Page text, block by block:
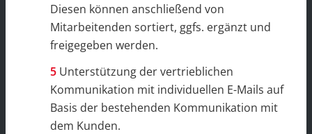
Diesen können anschließend von
Mitarbeitenden sortiert, ggfs. ergänzt und
freigegeben werden.
Unterstützung der vertrieblichen
Kommunikation mit individuellen E-Mails auf
Basis der bestehenden Kommunikation mit
dem Kunden.